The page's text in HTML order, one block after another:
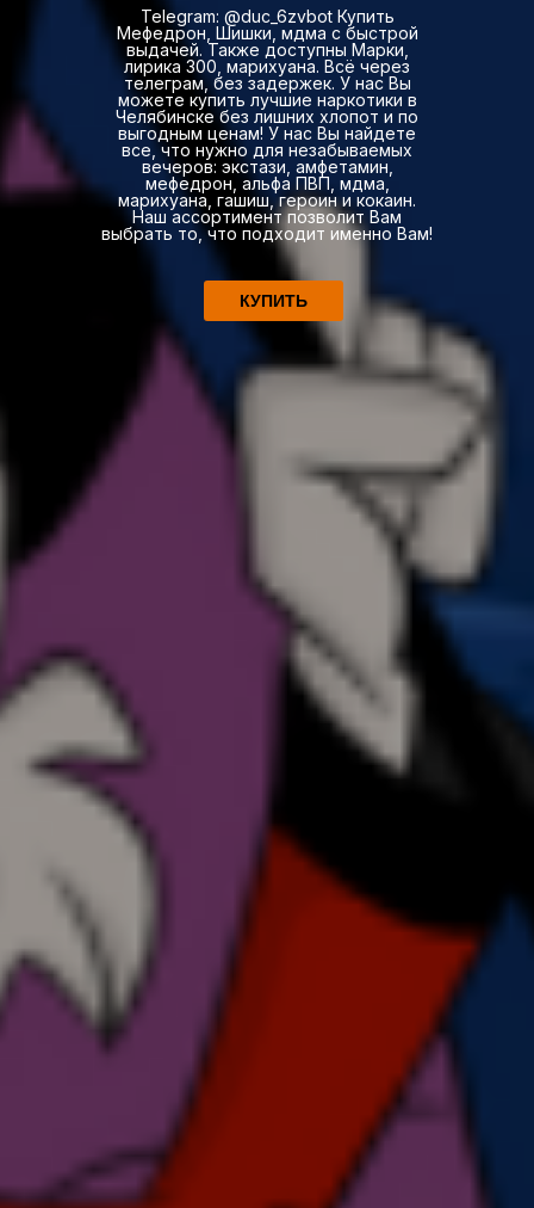
Telegram: @duc_6zvbot Купить
Мефедрон, Шишки, мдма с быстрой
выдачей. Также доступны Марки,
лирика 300, марихуана. Всё через
телеграм, без задержек. У нас Вы
можете купить лучшие наркотики в
Челябинске без лишних хлопот и по
выгодным ценам! У нас Вы найдете
все, что нужно для незабываемых
вечеров: экстази, амфетамин,
мефедрон, альфа ПВП, мдма,
марихуана, гашиш, героин и кокаин.
Наш ассортимент позволит Вам
выбрать то, что подходит именно Вам!
КУПИТЬ